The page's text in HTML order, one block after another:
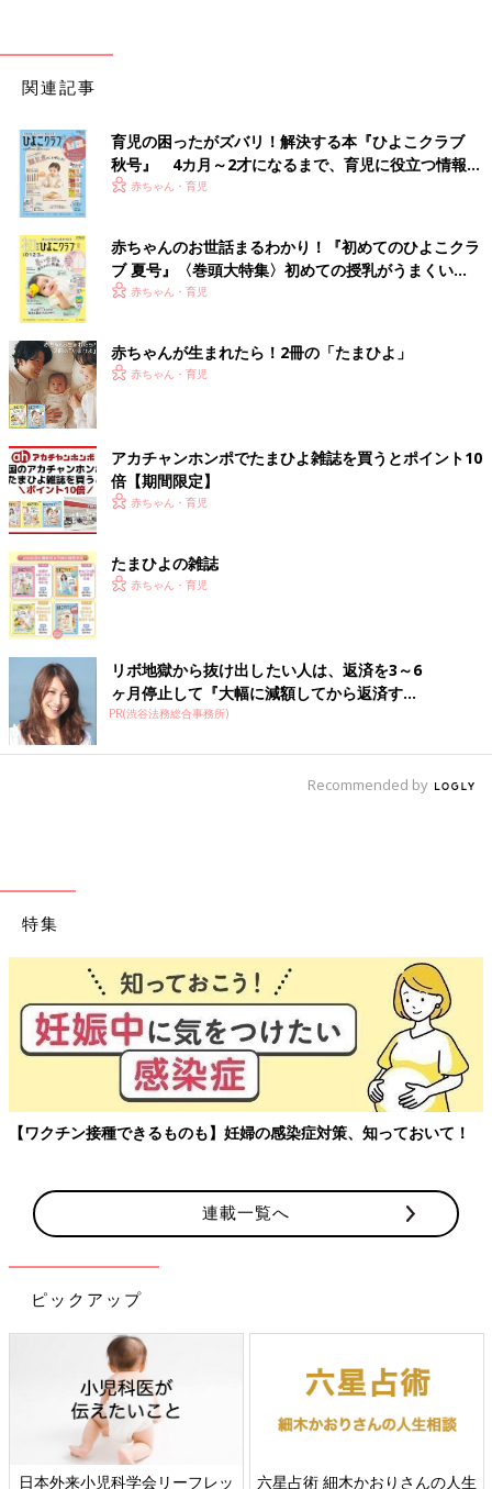
関連記事
育児の困ったがズバリ！解決する本『ひよこクラブ
秋号』 4カ月～2才になるまで、育児に役立つ情報が
いっぱい！
赤ちゃん・育児
赤ちゃんのお世話まるわかり！『初めてのひよこクラ
ブ 夏号』〈巻頭大特集〉初めての授乳がうまくい
く！ おっぱい・ミルクの基本と夏のトラブル 解決テ
赤ちゃん・育児
赤ちゃんが生まれたら！2冊の「たまひよ」
赤ちゃん・育児
アカチャンホンポでたまひよ雑誌を買うとポイント10
倍【期間限定】
赤ちゃん・育児
たまひよの雑誌
赤ちゃん・育児
リボ地獄から抜け出したい人は、返済を3～6
ヶ月停止して『大幅に減額してから返済す...
PR(渋谷法務総合事務所)
Recommended by
特集
玉川大学教育学部教授、大豆生田先生に子どもたちの保育園でのリ
連載一覧へ
ピックアップ
すべての赤ちゃんや家族にとっ
赤ちゃんの肌トラブル、アレル